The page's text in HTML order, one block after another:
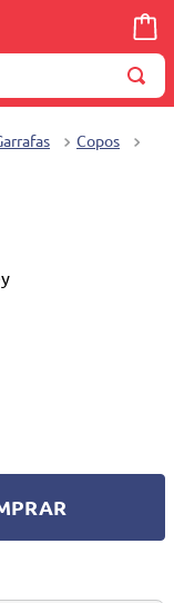
Copos
dobrável notebook